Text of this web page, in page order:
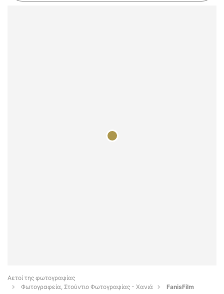
Αετοί της φωτογραφίας
Φωτογραφεία, Στούντιο Φωτογραφίας - Χανιά
FanisFilm